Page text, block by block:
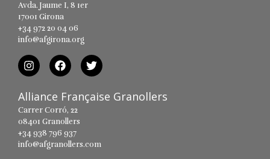
Avda. Jaume I, 8 1er
17001 Girona
+34 972 20 04 06
info@afgirona.org
Alliance Française Granollers
Carrer Corró, 22
08401 Granollers
+34 938 796 937
info@afgranollers.com